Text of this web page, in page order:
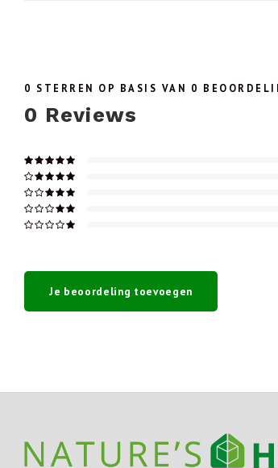
0 STERREN OP BASIS VAN 0
0 Reviews
Je beoordeling toevoegen